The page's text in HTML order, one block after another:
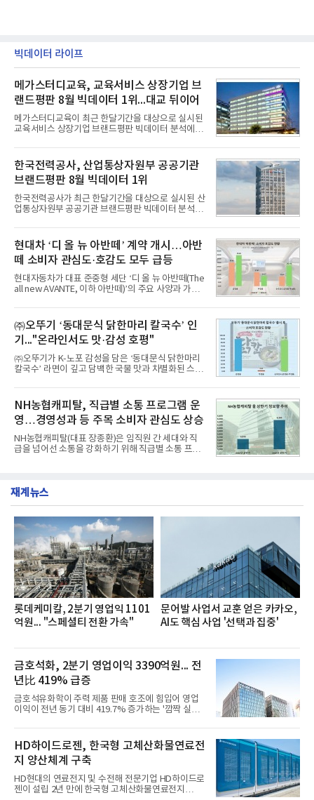
빅데이터 라이프
메가스터디교육, 교육서비스 상장기업 브
랜드평판 8월 빅데이터 1위...대교 뒤이어
메가스터디교육이 최근 한달기간을 대상으로 실시된
교육서비스 상장기업 브랜드평판 빅데이터 분석에서
일 한국기업평판연구소(소장 구창환)는 국내 교육서
비스 상장기업 브랜드를 대상으로 지난 7월 7일부터
8월 7일까지 수집된 소비자 빅데이터 10,074,233건
을 분석한 결과, 메가스터디교육이 브랜드평판지수
1,710,926을 기록하며 8월 1위에 올랐다고 밝혔다.
분석에 활용된 빅데이터는 지난 7월(9,491,206건) 대
비 6.14% 증가한 수치로, 교육서비스 상장기업 브랜
디교육, 대교, 디지
한국전력공사, 산업통상자원부 공공기관
브랜드평판 8월 빅데이터 1위
한국전력공사가 최근 한달기간을 대상으로 실시된 산
업통상자원부 공공기관 브랜드평판 빅데이터 분석에
이 순으로 뒤를 이었다.7일 한국기업평판연구소(소장
구창환)는 산업통상자원부 공공기관 41개 브랜드를
대상으로 지난 7월 7일부터 8월 7일까지 수집된 소비
자 빅데이터 91,102,549건을 분석한 결과, 한국전력
공사가 브랜드평판지수 10,670,633을 기록하며 8월
1위에 올랐다고 밝혔다. 분석에 활용된 빅데이터는 지
난 7월(88,893,823건) 대비 2.48% 증가한 수치다.연
수력원자력, 한국석
현대차 ‘디 올 뉴 아반떼’ 계약 개시…아반
떼 소비자 관심도·호감도 모두 급등
현대자동차가 대표 준중형 세단 ‘디 올 뉴 아반떼(The
all new AVANTE, 이하 아반떼)’의 주요 사양과 가격
떼는 6년 만에 선보이는 8세대 완전변경 모델로, ▲정
교한 선과 면을 중심으로 완성한 파격적인 디자인 ▲
과거 중형 세단 수준으로 확대된 차체 제원 ▲글로벌
최고 수준의 안전성 ▲성능과 효율을 동시에 높인 주
행 완성도 ▲첨단 편의 및 디지털 사양 적용 등을 통해
글로벌 준중형 세단의 새로운 기준을 세웠다.아반떼
는 가솔린 2.0과 1.6 하이브리드 두 가지 파워트레인
넘
㈜오뚜기 ‘동대문식 닭한마리 칼국수’ 인
기..."온라인서도 맛·감성 호평"
㈜오뚜기가 K-노포 감성을 담은 ‘동대문식 닭한마리
칼국수’ 라면이 깊고 담백한 국물 맛과 차별화된 스토
혔다.‘동대문식 닭한마리 칼국수’는 예상을 뛰어넘는
소비자 호응에 힘입어 지난 7월 13일 첫 선을 보인 지
단 18일 만에 누적 판매량 50만 개를 돌파하는 성과를
거두었다.이번 신제품은 개발진이 전국의 닭한마리
전문점을 직접 찾아 다니며 최적의 육수 비율을 완성
했다. 자극적이지 않으면서도 깊은 닭육수에 마늘의
개운한 풍미를 더했으며, 국물이 잘 배어들면서도 쫄
서도
NH농협캐피탈, 직급별 소통 프로그램 운
영…경영성과 등 주목 소비자 관심도 상승
NH농협캐피탈(대표 장종환)은 임직원 간 세대와 직
급을 넘어선 소통을 강화하기 위해 직급별 소통 프로
영지원부 홍보팀과 2026년 새로이(e)＊가 공동 주관
쳐 진행됐다.참고로 새로이(e)는 NH농협캐피탈 MZ
세대들로(과장~계장) 구성된 자율 참여조직으로, 조
직문화 혁신과 업무 효율성 향상을 위한 다양한 활동
을 추진하며,새로운 변화와 이로운 영향력을 조직전
반에 전파하는 역할
재계뉴스
롯데케미칼, 2분기 영업익 1101
억원... "스페셜티 전환 가속"
문어발 사업서 교훈 얻은 카카오,
AI도 핵심 사업 '선택과 집중'
금호석화, 2분기 영업이익 3390억원... 전
년比 419% 급증
금호석유화학이 주력 제품 판매 호조에 힘입어 영업
이익이 전년 동기 대비 419.7% 증가하는 '깜짝 실
업이익이 3390억원으로 지난해 동기보다 419.7% 증
가한 것으로 잠정 집계됐다고 7일 공시했다.매출은 2
조2682억원으로 지난해 동기 대비 27.9% 증가했다.
순이익은 3004억원으로 420.4% 늘었다.이번 호실적
은 주력 제품인 NB라텍스와 합성수지 판매 호조가 견
인한 것으로 풀이된다. 미국의 중국산 의료용 고무장
갑 관세 인상 이후 동남아 장갑업체의 가동률이 높아
HD하이드로젠, 한국형 고체산화물연료전
지 양산체계 구축
HD현대의 연료전지 및 수전해 전문기업 HD하이드로
젠이 설립 2년 만에 한국형 고체산화물연료전지